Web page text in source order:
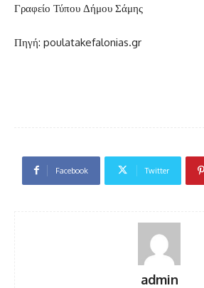
Γραφείο Τύπου Δήμου Σάμης
Πηγή: poulatakefalonias.gr
Facebook Twitter
admin